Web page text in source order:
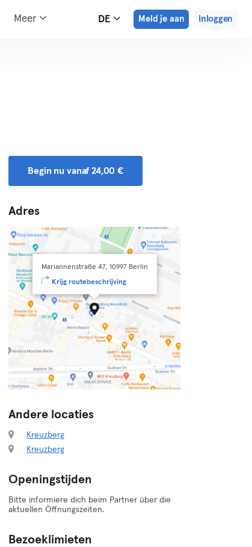
Meer DE Meld je aan Inloggen
Begin nu vanaf 24,00 €
Adres
Mariannenstraße 47, 10997 Berlin
Krijg routebeschrijving
Andere locaties
Kreuzberg
Kreuzberg
Openingstijden
Bitte informiere dich beim Partner über die
aktuellen Öffnungszeiten.
Bezoeklimieten